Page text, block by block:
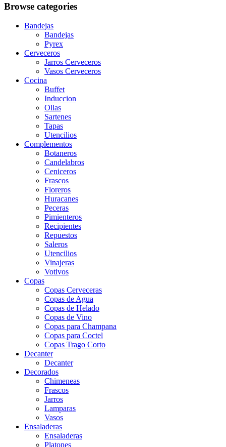
Browse categories
Bandejas
Bandejas
Pyrex
Cerveceros
Jarros Cerveceros
Vasos Cerveceros
Cocina
Buffet
Induccion
Ollas
Sartenes
Tapas
Utencilios
Complementos
Botaneros
Candelabros
Ceniceros
Frascos
Floreros
Huracanes
Peceras
Pimienteros
Recipientes
Repuestos
Saleros
Utencilios
Vinajeras
Votivos
Copas
Copas Cerveceras
Copas de Agua
Copas de Helado
Copas de Vino
Copas para Champana
Copas para Coctel
Copas Trago Corto
Decanter
Decanter
Decorados
Chimeneas
Frascos
Jarros
Lamparas
Vasos
Ensaladeras
Ensaladeras
Platones